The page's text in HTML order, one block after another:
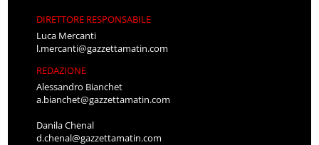
DIRETTORE RESPONSABILE
Luca Mercanti
l.mercanti@gazzettamatin.com
REDAZIONE
Alessandro Bianchet
a.bianchet@gazzettamatin.com
Danila Chenal
d.chenal@gazzettamatin.com